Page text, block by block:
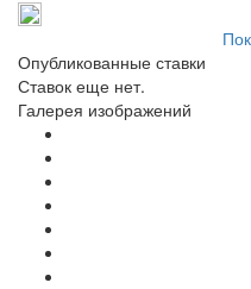
Опубликованные ставки
Ставок еще нет.
Галерея изображений